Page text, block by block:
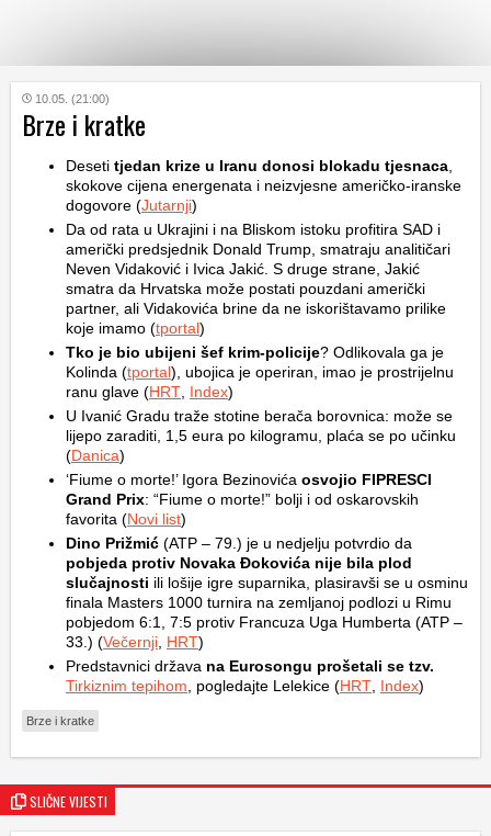
KATEGORIJE
HRVATSKI
WEB
10.05. (21:00)
Brze i kratke
Deseti tjedan krize u Iranu donosi blokadu tjesnaca
skokove cijena energenata i neizvjesne američko-iranske
dogovore (Jutarnji)
Da od rata u Ukrajini i na Bliskom istoku profitira SAD i
američki predsjednik Donald Trump, smatraju analitičari
Neven Vidaković i Ivica Jakić. S druge strane, Jakić
smatra da Hrvatska može postati pouzdani američki
partner, ali Vidakovića brine da ne iskorištavamo prilike
koje imamo (tportal)
Tko je bio ubijeni šef krim-policije? Odlikovala ga je
Kolinda (tportal), ubojica je operiran, imao je prostrijelnu
ranu glave (HRT Index)
U Ivanić Gradu traže stotine berača borovnica: može se
lijepo zaraditi, 1,5 eura po kilogramu, plaća se po učinku
(Danica)
‘Fiume o morte!’ Igora Bezinovića osvojio FIPRESCI
Grand Prix: “Fiume o morte!” bolji i od oskarovskih
favorita (Novi list)
Dino Prižmić (ATP – 79.) je u nedjelju potvrdio da
pobjeda protiv Novaka Đokovića nije bila plod
slučajnosti ili lošije igre suparnika, plasiravši se u osminu
finala Masters 1000 turnira na zemljanoj podlozi u Rimu
pobjedom 6:1, 7:5 protiv Francuza Uga Humberta (ATP –
33.) (Večernji HRT)
Predstavnici država na Eurosongu prošetali se tzv.
Tirkiznim tepihom , pogledajte Lelekice (HRT Index)
Brze i kratke
SLIČNE VIJESTI